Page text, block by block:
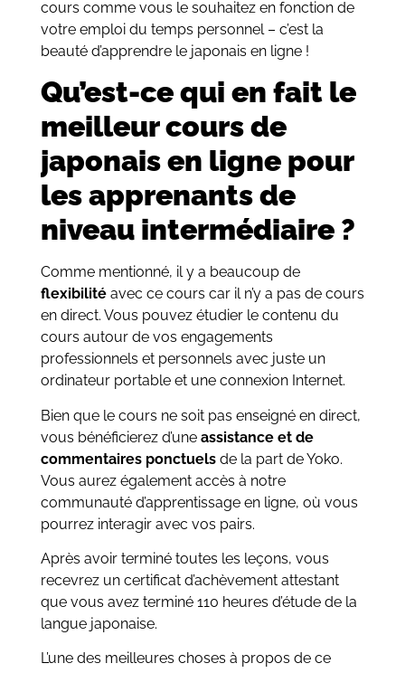
cours comme vous le souhaitez en fonction de
votre emploi du temps personnel – c’est la
beauté d’apprendre le japonais en ligne !
Qu’est-ce qui en fait le
meilleur cours de
japonais en ligne pour
les apprenants de
niveau intermédiaire ?
Comme mentionné, il y a beaucoup de
flexibilitéavec ce cours car il n’y a pas de cours
en direct. Vous pouvez étudier le contenu du
cours autour de vos engagements
professionnels et personnels avec juste un
ordinateur portable et une connexion Internet.
Bien que le cours ne soit pas enseigné en direct,
vous bénéficierez d’une assistance et de
commentaires ponctuelsde la part de Yoko.
Vous aurez également accès à notre
communauté d’apprentissage en ligne, où vous
pourrez interagir avec vos pairs.
Après avoir terminé toutes les leçons, vous
recevrez un certificat d’achèvement attestant
que vous avez terminé 110 heures d’étude de la
langue japonaise.
L’une des meilleures choses à propos de ce